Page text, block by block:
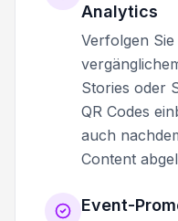
Analytics
Verfolgen
Stories oder
QR Codes
auch
Content
Event-